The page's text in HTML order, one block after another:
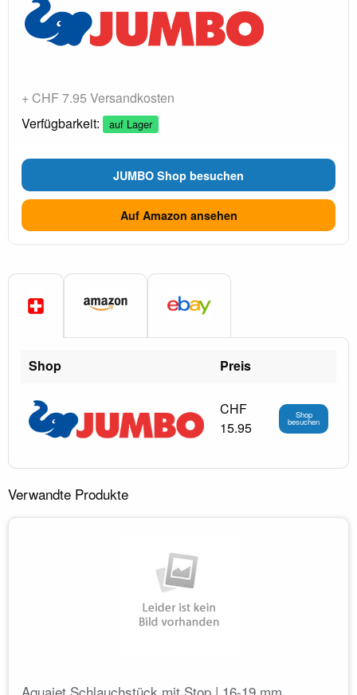
+ CHF 7.95 Versandkosten
Verfügbarkeit:
auf Lager
JUMBO Shop besuchen
Auf Amazon ansehen
Shop Preis
CHF
15.95
Shop
besuchen
Verwandte Produkte